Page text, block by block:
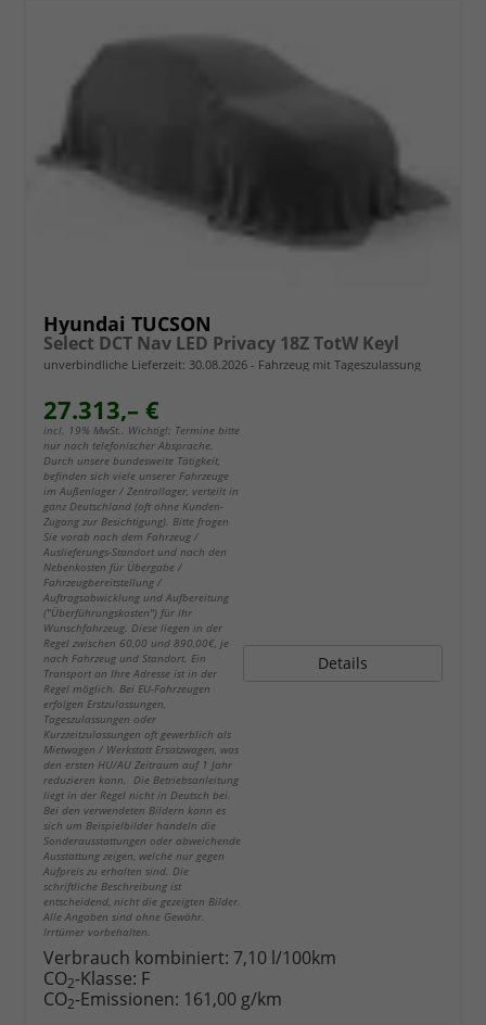
Hyundai TUCSON
Select DCT Nav LED Privacy 18Z TotW Keyl
unverbindliche Lieferzeit: 30.08.2026 Fahrzeug mit Tageszulassung
27.313,– €
incl. 19% MwSt.. Wichtig!: Termine bitte
nur nach telefonischer Absprache.
Durch unsere bundesweite Tätigkeit,
befinden sich viele unserer Fahrzeuge
im Außenlager / Zentrallager, verteilt in
ganz Deutschland (oft ohne Kunden-
Zugang zur Besichtigung). Bitte fragen
Sie vorab nach dem Fahrzeug /
Auslieferungs-Standort und nach den
Nebenkosten für Übergabe /
Fahrzeugbereitstellung /
Auftragsabwicklung und Aufbereitung
("Überführungskosten") für Ihr
Wunschfahrzeug. Diese liegen in der
Regel zwischen 60,00 und 890,00€, je
nach Fahrzeug und Standort. Ein
Transport an Ihre Adresse ist in der
Regel möglich. Bei EU-Fahrzeugen
erfolgen Erstzulassungen,
Tageszulassungen oder
Kurzzeitzulassungen oft gewerblich als
Mietwagen / Werkstatt Ersatzwagen, was
den ersten HU/AU Zeitraum auf 1 Jahr
reduzieren kann. Die Betriebsanleitung
liegt in der Regel nicht in Deutsch bei.
Bei den verwendeten Bildern kann es
sich um Beispielbilder handeln die
Sonderausstattungen oder abweichende
Ausstattung zeigen, welche nur gegen
Aufpreis zu erhalten sind. Die
schriftliche Beschreibung ist
entscheidend, nicht die gezeigten Bilder.
Alle Angaben sind ohne Gewähr.
Irrtümer vorbehalten.
Details
Verbrauch kombiniert: 7,10 l/100km
CO2-Klasse: F
CO2-Emissionen: 161,00 g/km